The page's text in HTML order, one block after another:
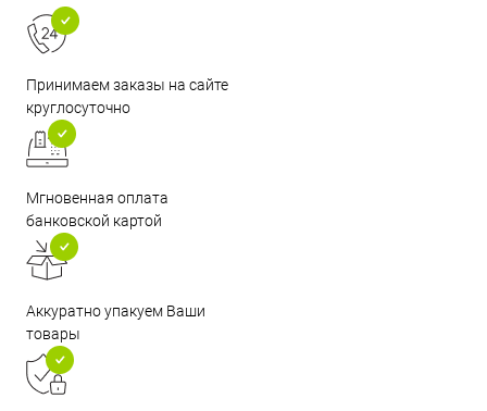
Принимаем заказы на сайте
круглосуточно
Мгновенная оплата
банковской картой
Аккуратно упакуем Ваши
товары